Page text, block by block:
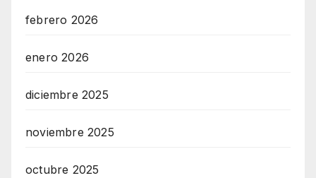
febrero 2026
enero 2026
diciembre 2025
noviembre 2025
octubre 2025